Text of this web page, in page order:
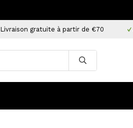
Livraison gratuite à partir de €70